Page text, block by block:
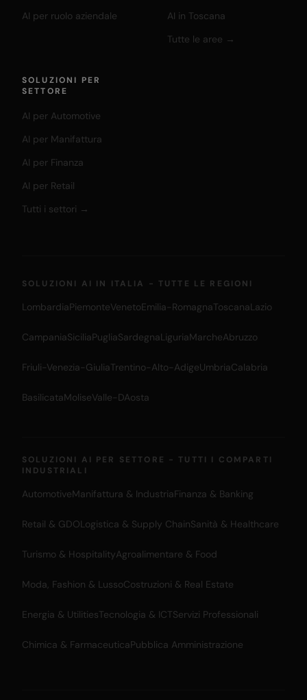
AI per ruolo aziendale
AI in Toscana
Tutte le aree →
SOLUZIONI PER
SETTORE
AI per Automotive
AI per Manifattura
AI per Finanza
AI per Retail
Tutti i settori →
SOLUZIONI AI IN ITALIA - TUTTE LE REGIONI
LombardiaPiemonteVenetoEmilia-RomagnaToscanaLazio
CampaniaSiciliaPugliaSardegnaLiguriaMarcheAbruzzo
Friuli-Venezia-GiuliaTrentino-Alto-AdigeUmbriaCalabria
BasilicataMoliseValle-DAosta
SOLUZIONI AI PER SETTORE - TUTTI I COMPARTI
INDUSTRIALI
AutomotiveManifattura & IndustriaFinanza & Banking
Retail & GDOLogistica & Supply ChainSanità & Healthcare
Turismo & HospitalityAgroalimentare & Food
Moda, Fashion & LussoCostruzioni & Real Estate
Energia & UtilitiesTecnologia & ICTServizi Professionali
Chimica & FarmaceuticaPubblica Amministrazione